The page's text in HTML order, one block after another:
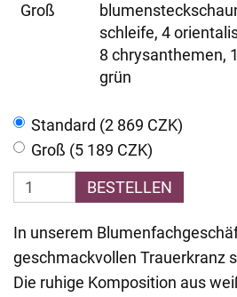
Groß
schleife, 4
8 chrysanthemen,
grün
Standard (2 869 CZK)
Groß (5 189 CZK)
BESTELLEN
In unserem
geschmackvollen Trauerkranz
Die ruhige Komposition aus